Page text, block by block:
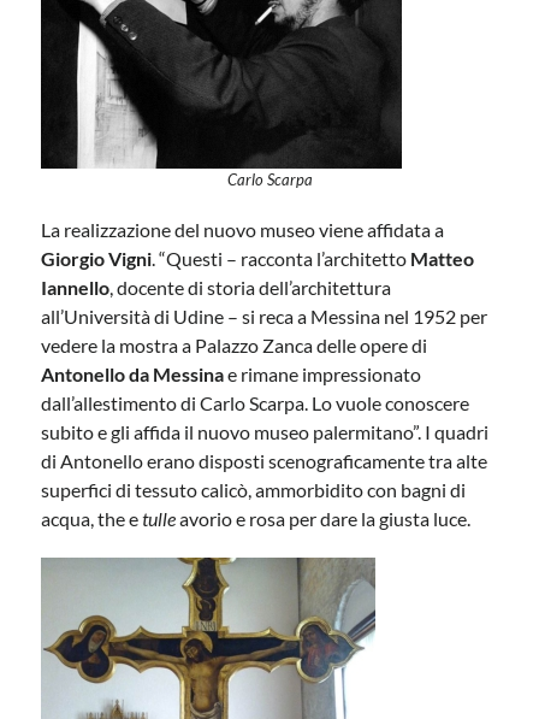
Carlo Scarpa
La realizzazione del nuovo museo viene affidata a
Giorgio Vigni. “Questi – racconta l’architetto Matteo
Iannello, docente di storia dell’architettura
all’Università di Udine – si reca a Messina nel 1952 per
vedere la mostra a Palazzo Zanca delle opere di
Antonello da Messinae rimane impressionato
dall’allestimento di Carlo Scarpa. Lo vuole conoscere
subito e gli affida il nuovo museo palermitano”. I quadri
di Antonello erano disposti scenograficamente tra alte
superfici di tessuto calicò, ammorbidito con bagni di
acqua, the etulleavorio e rosa per dare la giusta luce.